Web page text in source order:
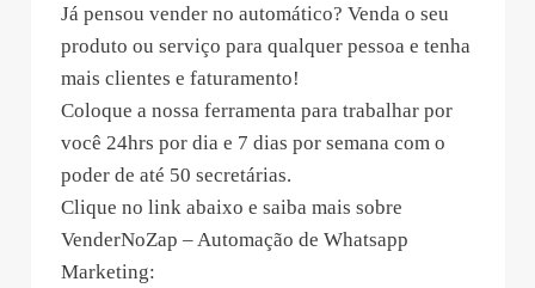
Já pensou vender no automático? Venda o seu
produto ou serviço para qualquer pessoa e tenha
mais clientes e faturamento!
Coloque a nossa ferramenta para trabalhar por
você 24hrs por dia e 7 dias por semana com o
poder de até 50 secretárias.
Clique no link abaixo e saiba mais sobre
VenderNoZap – Automação de Whatsapp
Marketing: